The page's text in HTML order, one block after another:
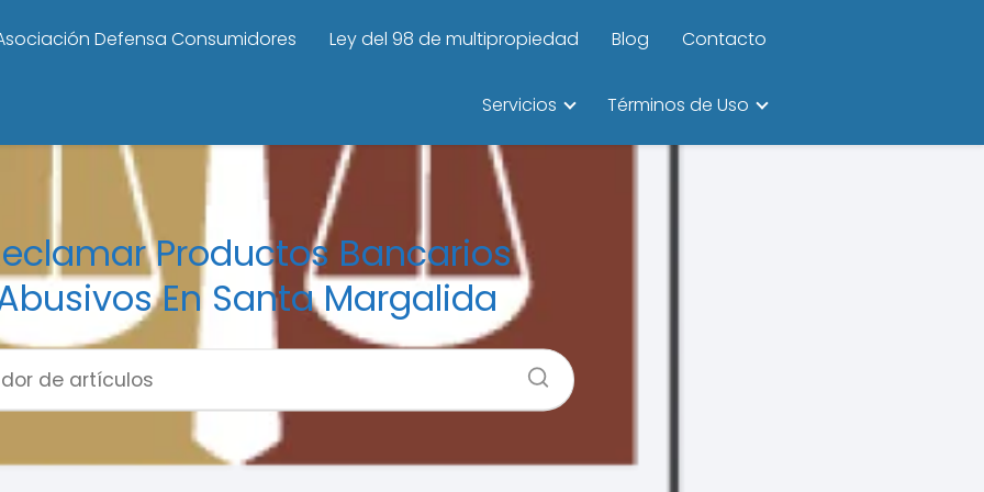
Defensa Consumidores Ley del 98 de multipropiedad Blog Contacto
Servicios Términos de Uso
Productos Bancarios
En Santa Margalida